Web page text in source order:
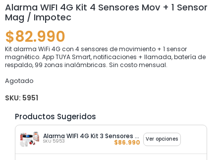
Alarma WIFI 4G Kit 4 Sensores Mov + 1 Sensor
Mag / Impotec
$82.990
Kit alarma WiFi 4G con 4 sensores de movimiento + 1 sensor
magnético. App TUYA Smart, notificaciones + llamada, batería de
respaldo, 99 zonas inalámbricas. Sin costo mensual.
Agotado
SKU: 5951
Productos Sugeridos
Alarma WIFI 4G Kit 3 Sensores Mag + 2 Sensor Mov / Impotec
SKU 5953 $86.990 Ver opciones